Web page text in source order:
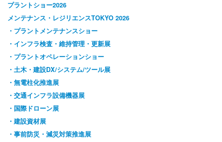
プラントショー2026
メンテナンス・レジリエンスTOKYO 2026
・プラントメンテナンスショー
・インフラ検査・維持管理・更新展
・プラントオペレーションショー
・土木・建設DX/システム/ツール展
・無電柱化推進展
・交通インフラ設備機器展
・国際ドローン展
・建設資材展
・事前防災・減災対策推進展